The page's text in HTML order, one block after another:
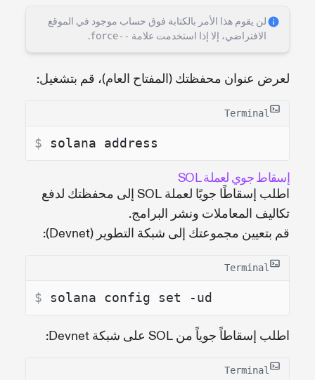
لن يقوم هذا الأمر بالكتابة فوق حساب موجود في الموقع
الافتراضي، إلا إذا استخدمت علامة --force
.
لعرض عنوان محفظتك (المفتاح العام)، قم بتشغيل:
Terminal
$ solana address
إسقاط جوي لعملة SOL
اطلب إسقاطًا جويًا لعملة SOL إلى محفظتك لدفع
تكاليف المعاملات ونشر البرامج.
قم بتعيين مجموعتك إلى شبكة التطوير (Devnet):
Terminal
$ solana config set -ud
اطلب إسقاطاً جوياً من SOL على شبكة Devnet:
Terminal